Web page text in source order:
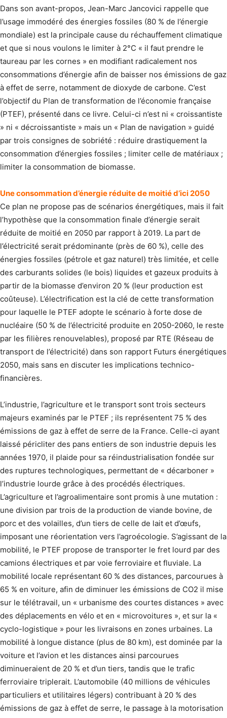
Dans son avant-propos, Jean-Marc Jancovici rappelle que
l’usage immodéré des énergies fossiles (80 % de l’énergie
mondiale) est la principale cause du réchauffement climatique
et que si nous voulons le limiter à 2°C « il faut prendre le
taureau par les cornes » en modifiant radicalement nos
consommations d’énergie afin de baisser nos émissions de gaz
à effet de serre, notamment de dioxyde de carbone. C’est
l’objectif du Plan de transformation de l’économie française
(PTEF), présenté dans ce livre. Celui-ci n’est ni « croissantiste
» ni « décroissantiste » mais un « Plan de navigation » guidé
par trois consignes de sobriété : réduire drastiquement la
consommation d’énergies fossiles ; limiter celle de matériaux ;
limiter la consommation de biomasse.
Une consommation d’énergie réduite de moitié d’ici 2050
Ce plan ne propose pas de scénarios énergétiques, mais il fait
l’hypothèse que la consommation finale d’énergie serait
réduite de moitié en 2050 par rapport à 2019. La part de
l’électricité serait prédominante (près de 60 %), celle des
énergies fossiles (pétrole et gaz naturel) très limitée, et celle
des carburants solides (le bois) liquides et gazeux produits à
partir de la biomasse d’environ 20 % (leur production est
coûteuse). L’électri­fication est la clé de cette transformation
pour laquelle le PTEF adopte le scénario à forte dose de
nucléaire (50 % de l’électricité produite en 2050-2060, le reste
par les filières renouvelables), proposé par RTE (Réseau de
transport de l’électricité) dans son rapport Futurs énergétiques
2050, mais sans en discuter les implications technico-
financières.
L’industrie, l’agriculture et le transport sont trois secteurs
majeurs examinés par le PTEF ; ils représentent 75 % des
émissions de gaz à effet de serre de la France. Celle-ci ayant
laissé péricliter des pans entiers de son industrie depuis les
années 1970, il plaide pour sa réindustrialisation fondée sur
des ruptures technologiques, permettant de « décarboner »
l’industrie lourde grâce à des procédés électriques.
L’agriculture et l’agroalimentaire sont promis à une mutation :
une division par trois de la production de viande bovine, de
porc et des volailles, d’un tiers de celle de lait et d’œufs,
imposant une réorientation vers l’agroécologie. S’agissant de la
mobilité, le PTEF propose de transporter le fret lourd par des
camions électriques et par voie ferroviaire et fluviale. La
mobilité locale représentant 60 % des distances, parcourues à
65 % en voiture, afin de diminuer les émissions de CO2 il mise
sur le télétravail, un « urbanisme des courtes distances » avec
des déplacements en vélo et en « microvoitures », et sur la «
cyclo-logistique » pour les livraisons en zones urbaines. La
mobilité à longue distance (plus de 80 km), est dominée par la
voiture et l’avion et les distances ainsi parcourues
diminueraient de 20 % et d’un tiers, tandis que le trafic
ferroviaire triplerait. L’automobile (40 millions de véhicules
particuliers et utilitaires légers) contribuant à 20 % des
émissions de gaz à effet de serre, le passage à la motorisation